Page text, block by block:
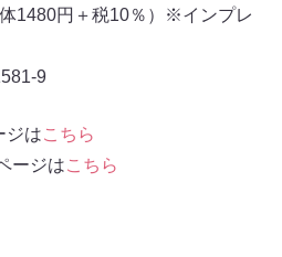
1480円＋税10％）※インプレ
9
ジはこちら
ージはこちら